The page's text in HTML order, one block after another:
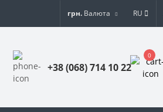
грн. Валюта RU
+38 (068) 714 10 22
0